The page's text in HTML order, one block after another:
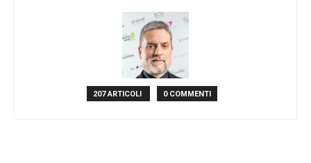
207 ARTICOLI 0 COMMENTI